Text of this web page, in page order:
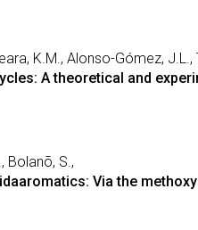
K.M., Alonso-Gómez, J.L.,
A theoretical and
Bolanõ, S.,
Via the